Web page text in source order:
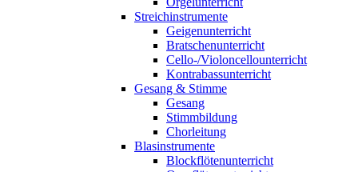
Streichinstrumente
Geigenunterricht
Bratschenunterricht
Cello-/Violoncellounterricht
Kontrabassunterricht
Gesang & Stimme
Gesang
Stimmbildung
Chorleitung
Blasinstrumente
Blockflötenunterricht